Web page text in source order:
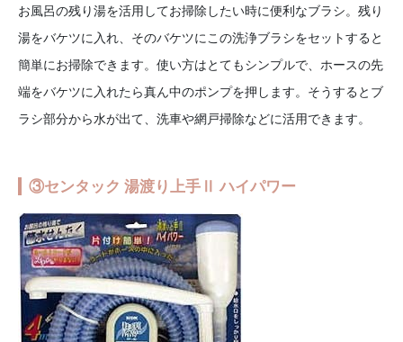
お風呂の残り湯を活用してお掃除したい時に便利なブラシ。残り
湯をバケツに入れ、そのバケツにこの洗浄ブラシをセットすると
簡単にお掃除できます。使い方はとてもシンプルで、ホースの先
端をバケツに入れたら真ん中のポンプを押します。そうするとブ
ラシ部分から水が出て、洗車や網戸掃除などに活用できます。
③センタック 湯渡り上手Ⅱ ハイパワー